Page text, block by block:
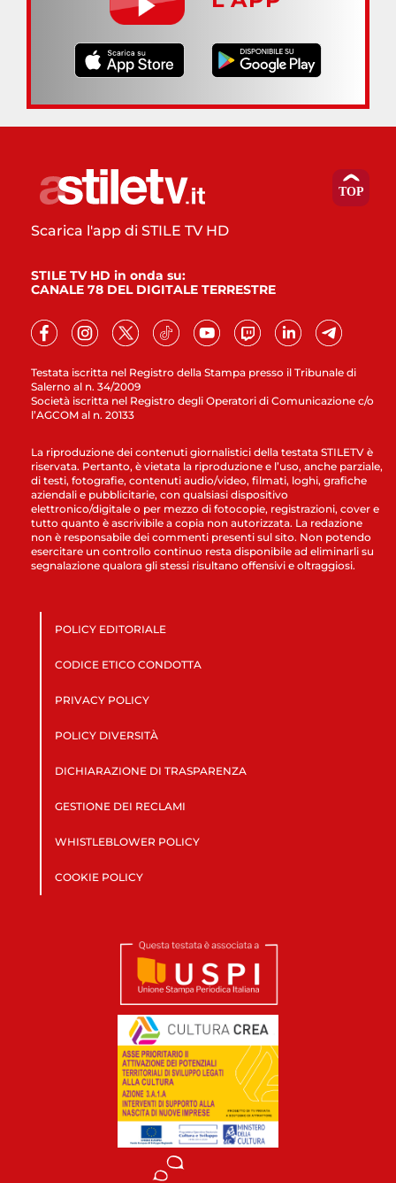
Testata iscritta nel Registro della Stampa presso il Tribunale di
Salerno al n. 34/2009
Società iscritta nel Registro degli Operatori di Comunicazione c/o
l’AGCOM al n. 20133
Scarica l'app di STILE TV HD
STILE TV HD in onda su:
CANALE 78 DEL DIGITALE TERRESTRE
La riproduzione dei contenuti giornalistici della testata STILETV è
riservata. Pertanto, è vietata la riproduzione e l’uso, anche parziale,
di testi, fotografie, contenuti audio/video, filmati, loghi, grafiche
aziendali e pubblicitarie, con qualsiasi dispositivo
elettronico/digitale o per mezzo di fotocopie, registrazioni, cover e
tutto quanto è ascrivibile a copia non autorizzata. La redazione
non è responsabile dei commenti presenti sul sito. Non potendo
esercitare un controllo continuo resta disponibile ad eliminarli su
segnalazione qualora gli stessi risultano offensivi e oltraggiosi.
POLICY EDITORIALE
CODICE ETICO CONDOTTA
PRIVACY POLICY
POLICY DIVERSITÀ
DICHIARAZIONE DI TRASPARENZA
GESTIONE DEI RECLAMI
WHISTLEBLOWER POLICY
COOKIE POLICY